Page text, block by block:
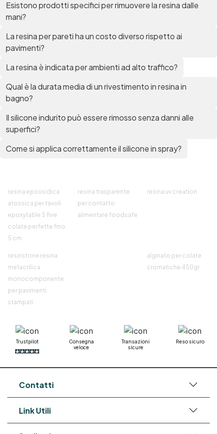
Mastice epossidico Adesivo epossidico
contro Epossidica Colla epossidica plastica See
Esistono prodotti specifici per rimuovere la resina dalle
mani?
La resina per pareti ha un costo diverso rispetto ai
pavimenti?
La resina è indicata per ambienti ad alto traffico?
Qual è la durata media di un rivestimento in resina in
bagno?
Il silicone indurito può essere rimosso senza danni alle
superfici?
Come si applica correttamente il silicone in spray?
resina epossidica
atossica per tavoli
epoxytable 5 five
colate perfette fino
5 cm
resina trasparente
per contatto
alimentare foodsafe
resina uv creation
resinstone resina
metacrilica
monocomponente
per pavimenti
stampati
alginato per colate
cromatiche 450gr
Trustpilot
Consegna
veloce
Transazioni
sicure
Reso sicuro
Contatti
Link Utili